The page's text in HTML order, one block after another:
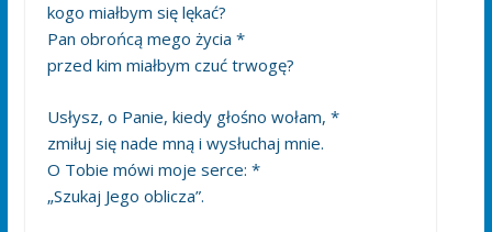
kogo miałbym się lękać?
Pan obrońcą mego życia *
przed kim miałbym czuć trwogę?
Usłysz, o Panie, kiedy głośno wołam, *
zmiłuj się nade mną i wysłuchaj mnie.
O Tobie mówi moje serce: *
„Szukaj Jego oblicza”.